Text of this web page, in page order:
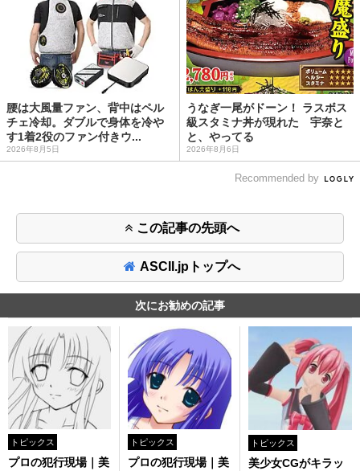
腰は大風量ファン、背中はペル
チェ冷却。ダブルで身体を冷や
す1着2役のファン付きウ...
2026年8月5日
うなぎ一尾がドーン！ ラスボス
級スタミナ丼が現れた 宇奈と
と、やってる
2026年8月6日
Recommended by
この記事の先頭へ
ASCII.jpトップへ
次にお勧めの記事
トピックス
プロの犯行現場｜美
トピックス
プロの犯行現場｜美
トピックス
美少女CGがキラッ